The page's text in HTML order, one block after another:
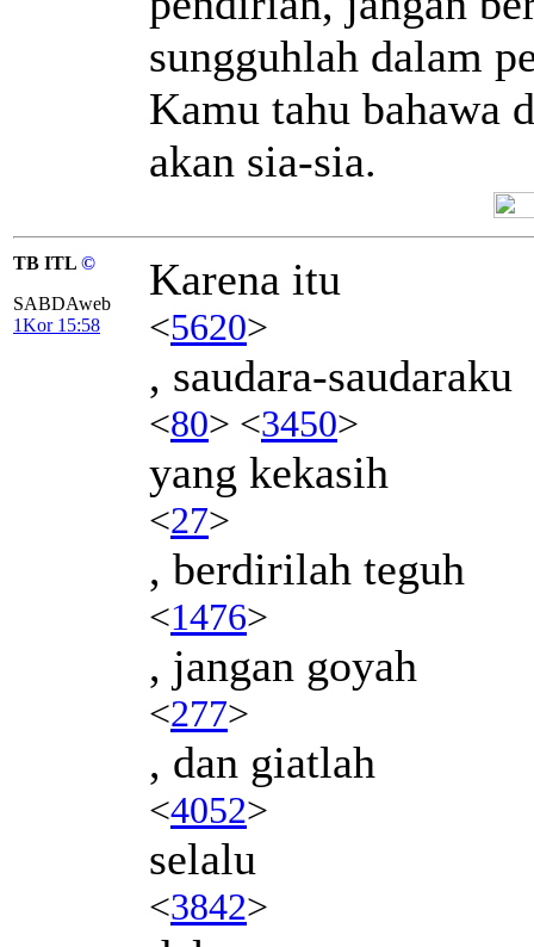
sungguhlah dalam
Kamu tahu bahawa
akan sia-sia.
TB ITL ©
SABDAweb
1Kor 15:58
Karena itu
<5620>
, saudara-saudaraku
<80> <3450>
yang kekasih
<27>
, berdirilah teguh
<1476>
, jangan goyah
<277>
, dan giatlah
<4052>
selalu
<3842>